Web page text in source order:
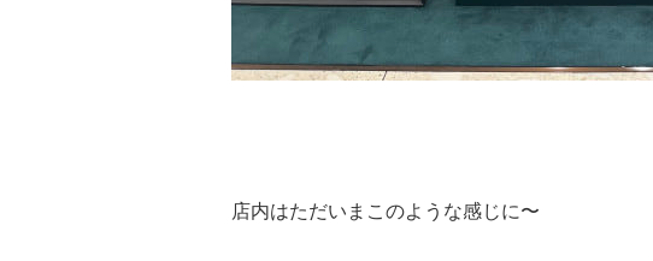
店内はただいまこのような感じに〜